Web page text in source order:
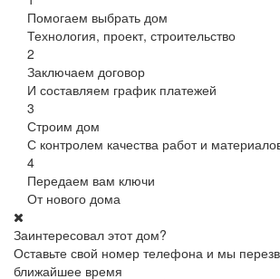
Помогаем выбрать дом
Технология, проект, строительство
2
Заключаем договор
И составляем график платежей
3
Строим дом
С контролем качества работ и
4
Передаем вам ключи
От нового дома
Заинтересовал этот дом?
Оставьте свой номер телефона и мы
ближайшее время